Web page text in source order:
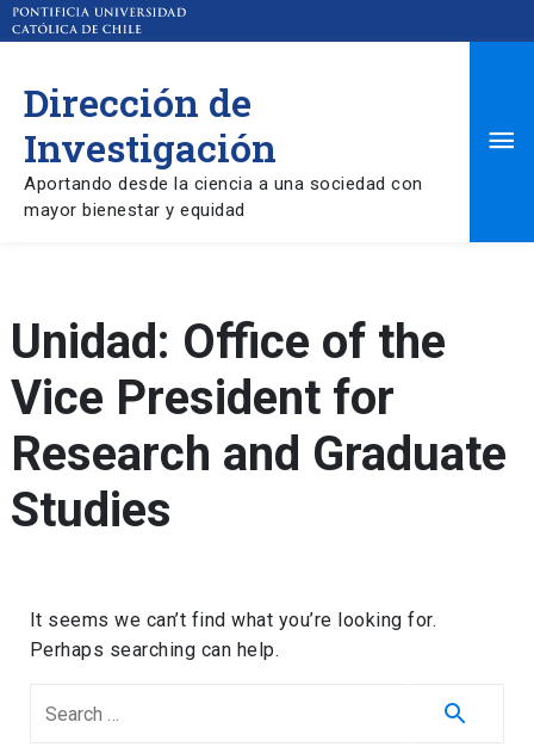
Dirección de
Investigación
Aportando desde la ciencia a una sociedad con
mayor bienestar y equidad
Unidad: Office of the
Vice President for
Research and Graduate
Studies
It seems we can’t find what you’re looking for.
Perhaps searching can help.
for: